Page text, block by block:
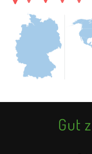
Gut